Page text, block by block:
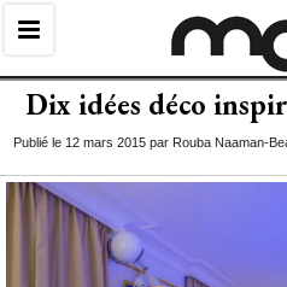
Dix idées déco
Publié le 12 mars 2015 par Rouba Naaman-